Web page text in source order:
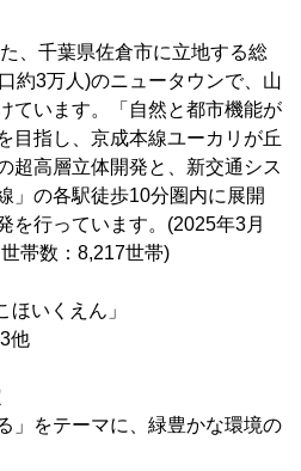
、千葉県佐倉市に立地する総
約3万人)のニュータウンで、山
ています。「自然と都市機能が
目指し、京成本線ユーカリが丘
超高層立体開発と、新交通シス
」の各駅徒歩10分圏内に展開
を行っています。(2025年3月
帯数：8,217世帯)
いくえん」
他
」をテーマに、緑豊かな環境の